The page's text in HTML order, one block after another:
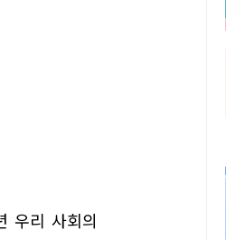
우리 사회의